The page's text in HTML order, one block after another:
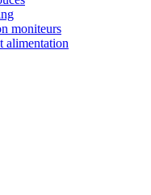
moniteurs
alimentation